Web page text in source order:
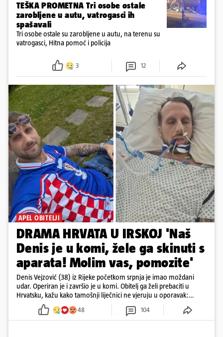
TEŠKA PROMETNA Tri osobe ostale
zarobljene u autu, vatrogasci ih
spašavali
Tri osobe ostale su zarobljene u autu, na terenu su
vatrogasci, Hitna pomoć i policija
3 12
APEL OBITELJI
DRAMA HRVATA U IRSKOJ 'Naš
Denis je u komi, žele ga skinuti s
aparata! Molim vas, pomozite'
Denis Vejzović (38) iz Rijeke početkom srpnja je imao moždani
udar. Operiran je i završio je u komi. Obitelj ga želi prebaciti u
Hrvatsku, kažu kako tamošnji liječnici ne vjeruju u oporavak:
'Imamo 72 sata'
48 104